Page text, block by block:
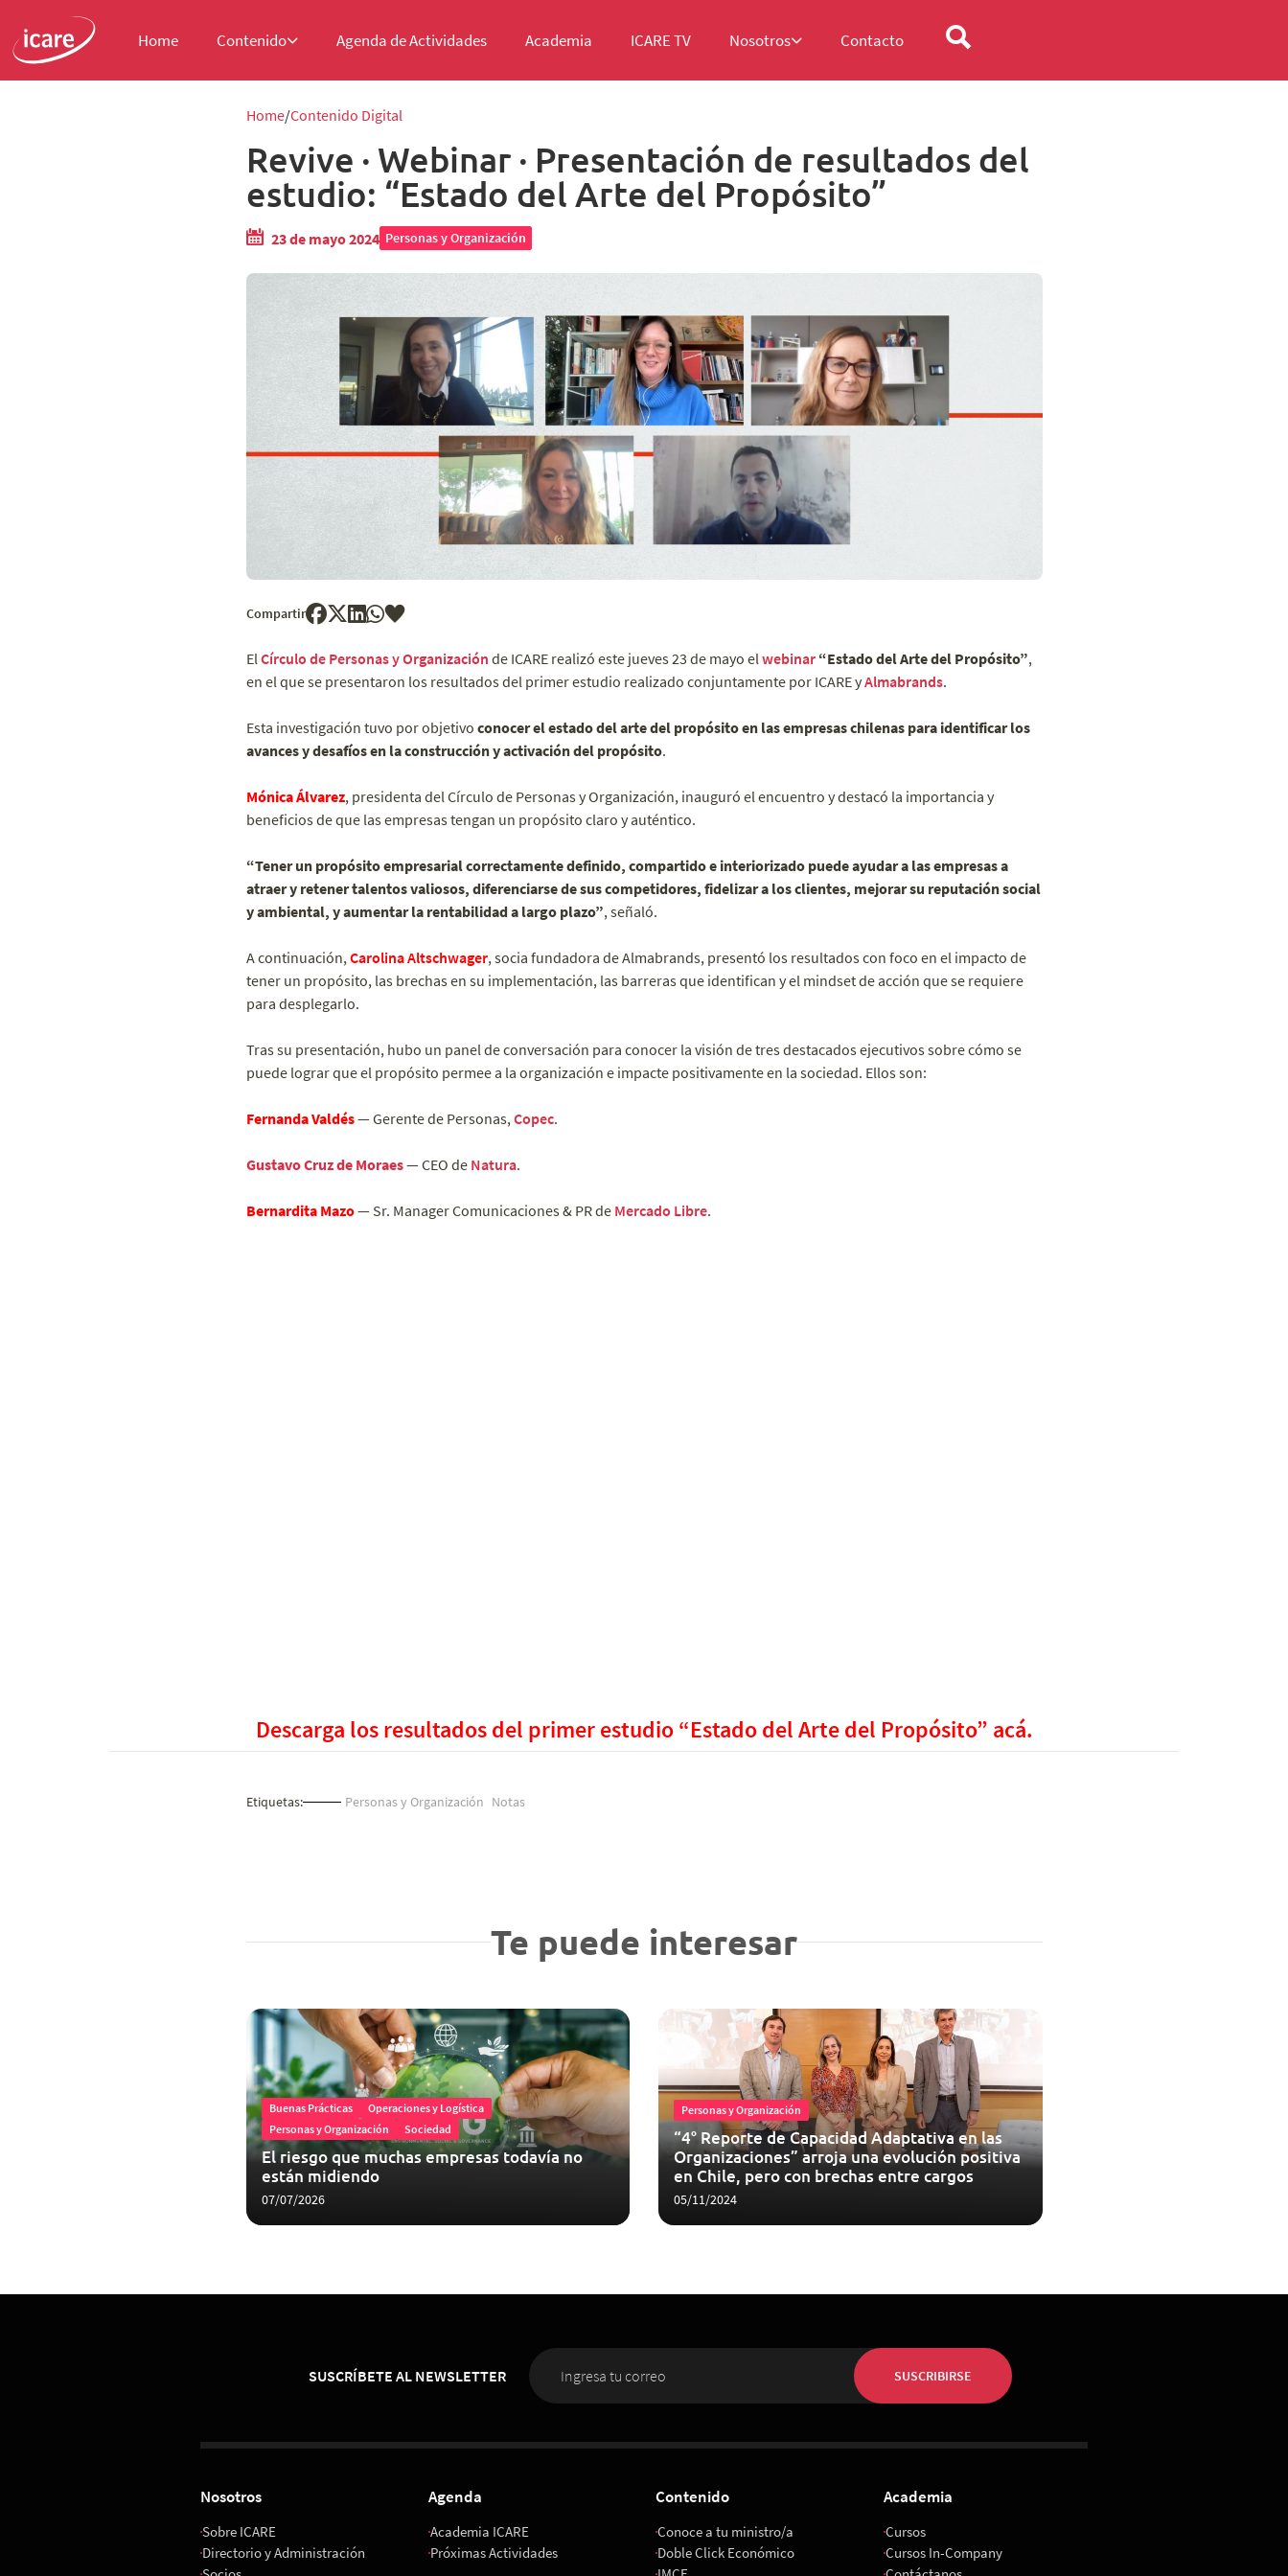
Home Contenido Agenda de Actividades Academia ICARE TV Nosotros Contacto
Home Contenido Digital
Revive ∙ Webinar ∙ Presentación de resultados del
estudio: “Estado del Arte del Propósito”
23 de mayo 2024 Personas y Organización
Compartir
ElCírculo de Personas y Organización de ICARE realizó este jueves 23 de mayo elwebinar “Estado del Arte del Propósito”,
en el que se presentaron los resultados del primer estudio realizado conjuntamente por ICARE yAlmabrands.
Esta investigación tuvo por objetivo conocer el estado del arte del propósito en las empresas chilenas para identificar los
avances y desafíos en la construcción y activación del propósito.
Mónica Álvarez, presidenta del Círculo de Personas y Organización, inauguró el encuentro y destacó la importancia y
beneficios de que las empresas tengan un propósito claro y auténtico.
“Tener un propósito empresarial correctamente definido, compartido e interiorizado puede ayudar a las empresas a
atraer y retener talentos valiosos, diferenciarse de sus competidores, fidelizar a los clientes, mejorar su reputación social
y ambiental, y aumentar la rentabilidad a largo plazo”, señaló.
A continuación,Carolina Altschwager, socia fundadora de Almabrands, presentó los resultados con foco en el impacto de
tener un propósito, las brechas en su implementación, las barreras que identifican y el mindset de acción que se requiere
para desplegarlo.
Tras su presentación, hubo un panel de conversación para conocer la visión de tres destacados ejecutivos sobre cómo se
puede lograr que el propósito permee a la organización e impacte positivamente en la sociedad. Ellos son:
Fernanda Valdés— Gerente de Personas,Copec.
Gustavo Cruz de Moraes— CEO de Natura.
Bernardita Mazo— Sr. Manager Comunicaciones & PR de Mercado Libre.
Descarga los resultados del primer estudio “Estado del Arte del Propósito” acá.
Etiquetas: Personas y Organización Notas
Te puede interesar
Buenas Prácticas
Operaciones y Logística
Personas y Organización
Sociedad
El riesgo que muchas empresas todavía no
están midiendo
07/07/2026
Personas y Organización
“4° Reporte de Capacidad Adaptativa en las
Organizaciones” arroja una evolución positiva
en Chile, pero con brechas entre cargos
05/11/2024
SUSCRÍBETE AL NEWSLETTER SUSCRIBIRSE
Nosotros
Sobre ICARE
Directorio y Administración
Agenda
Academia ICARE
Próximas Actividades
Contenido
Conoce a tu ministro/a
Doble Click Económico
Academia
Cursos
Cursos In-Company